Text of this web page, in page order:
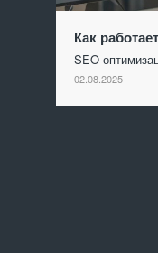
Как
SEO-
02.08.2025